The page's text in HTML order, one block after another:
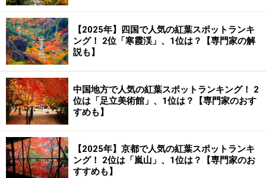
【2025年】四国で人気の紅葉スポットランキ
ング！ 2位「寒霞渓」、1位は？【専門家の解
説も】
中国地方で人気の紅葉スポットランキング！ 2
位は「足立美術館」、1位は？【専門家のおす
すめも】
【2025年】京都で人気の紅葉スポットランキ
ング！ 2位は「嵐山」、1位は？【専門家のお
すすめも】